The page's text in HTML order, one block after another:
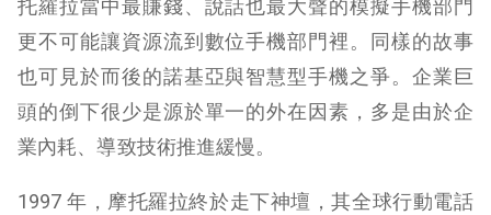
托羅拉當中最賺錢、說話也最大聲的模擬手機部門
更不可能讓資源流到數位手機部門裡。同樣的故事
也可見於而後的諾基亞與智慧型手機之爭。企業巨
頭的倒下很少是源於單一的外在因素，多是由於企
業內耗、導致技術推進緩慢。
1997 年，摩托羅拉終於走下神壇，其全球行動電話